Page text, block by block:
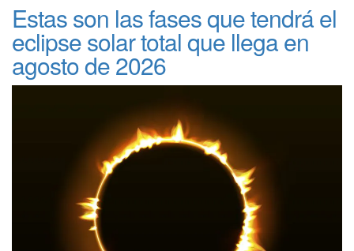
Estas son las fases que tendrá el
eclipse solar total que llega en
agosto de 2026